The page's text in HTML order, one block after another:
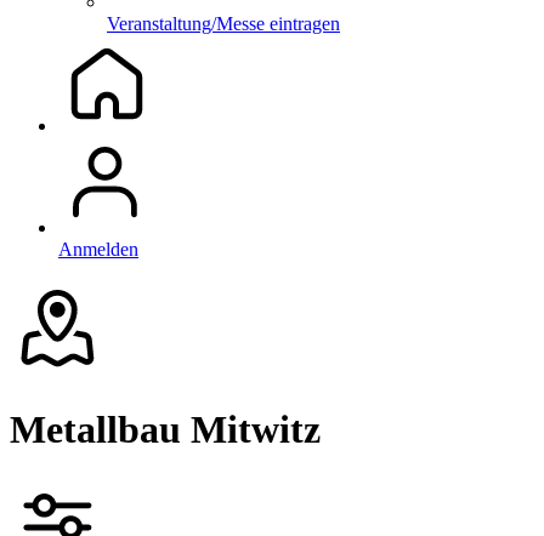
Veranstaltung/Messe eintragen
Anmelden
Metallbau Mitwitz